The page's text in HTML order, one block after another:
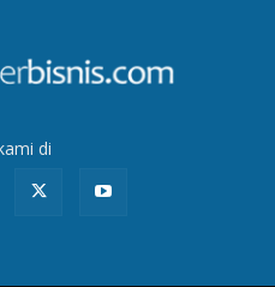
di